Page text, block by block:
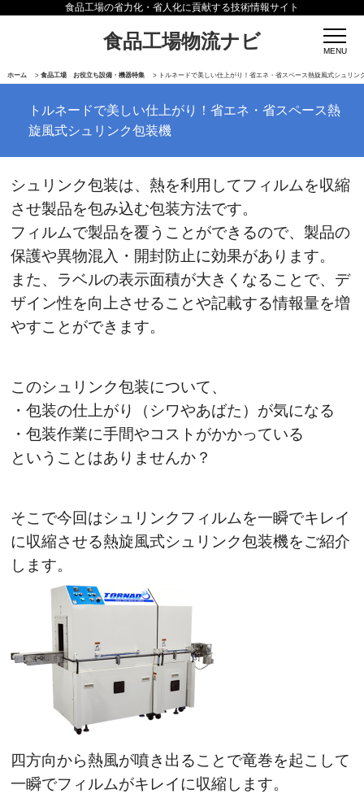
食品工場の省力化・省人化に貢献する技術情報サイト
食品工場物流ナビ
ホーム > 食品工場 お役立ち設備・機器特集 > トルネードで美しい仕上がり！省エネ・省スペース熱旋風式シュリン
トルネードで美しい仕上がり！省エネ・省スペース熱
旋風式シュリンク包装機
シュリンク包装は、熱を利用してフィルムを収縮
させ製品を包み込む包装方法です。
フィルムで製品を覆うことができるので、製品の
保護や異物混入・開封防止に効果があります。
また、ラベルの表示面積が大きくなることで、デ
ザイン性を向上させることや記載する情報量を増
やすことができます。
このシュリンク包装について、
・包装の仕上がり（シワやあばた）が気になる
・包装作業に手間やコストがかかっている
ということはありませんか？
そこで今回はシュリンクフィルムを一瞬でキレイ
に収縮させる熱旋風式シュリンク包装機をご紹介
します。
四方向から熱風が噴き出ることで竜巻を起こして
一瞬でフィルムがキレイに収縮します。